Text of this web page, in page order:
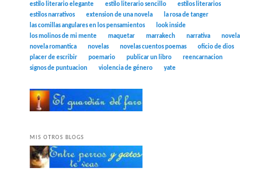
estilo literario elegante estilo literario sencillo
estilos literarios
estilos narrativos
extension de una novela
la rosa de tanger
las comillas angulares en los pensamientos
look inside
los molinos de mi mente
maquetar marrakech narrativa
novela
novela romantica
novelas novelas cuentos poemas
oficio de dios
placer de escribir
poemario publicar un libro
reencarnacion
signos de puntuacion
violencia de género yate
MIS OTROS BLOGS